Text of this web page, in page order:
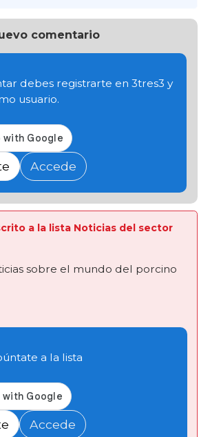
comentario
debes registrarte en 3tres3 y
usuario.
Accede
a la lista Noticias del sector
sobre el mundo del porcino
a la lista
Accede